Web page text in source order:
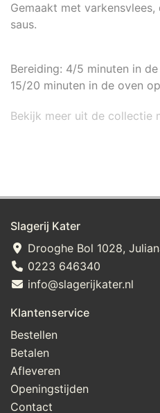
Gemaakt met
saus.
Bereiding: 4/5 minuten in
15/20 minuten in de oven
Bekijk meer uit de collectie
Slagerij Kater
Drooghe Bol 1028,
0223 646340
info@slagerijkater.nl
Klantenservice
Bestellen
Betalen
Afleveren
Openingstijden
Contact